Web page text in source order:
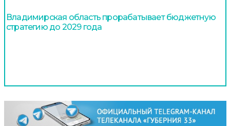
Владимирская область прорабатывает бюджетную
стратегию до 2029 года